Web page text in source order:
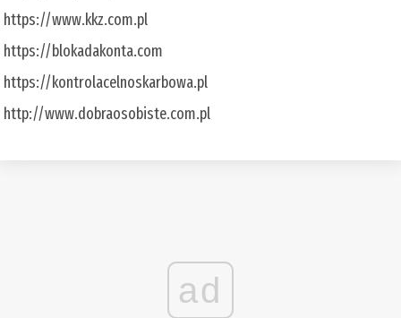
https://www.kkz.com.pl
https://blokadakonta.com
https://kontrolacelnoskarbowa.pl
http://www.dobraosobiste.com.pl
ad